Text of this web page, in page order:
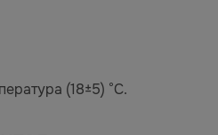
(18±5) °C.